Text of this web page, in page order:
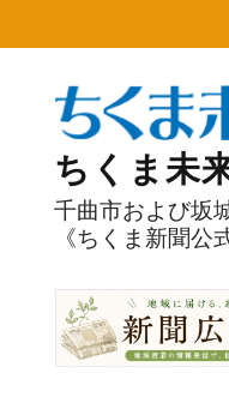
to
ちくま未
千曲市および坂
《ちくま新聞公